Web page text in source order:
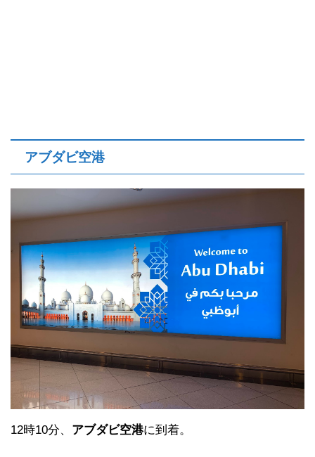
アブダビ空港
12時10分、 アブダビ空港に到着。